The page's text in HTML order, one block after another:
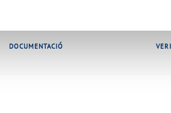
DOCUMENTACIÓ